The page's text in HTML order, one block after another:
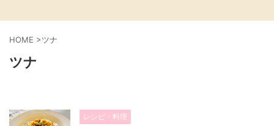
HOME >ツナ
ツナ
レシピ・料理